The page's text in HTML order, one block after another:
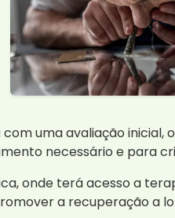
uma avaliação inicial,
necessário e para
onde terá acesso a
a recuperação a